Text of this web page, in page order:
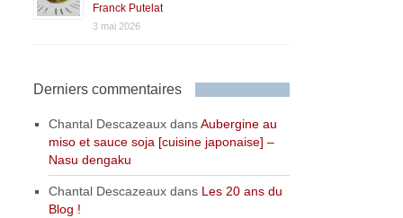
Franck Putelat
3 mai 2026
Derniers commentaires
Chantal Descazeaux dansAubergine au
miso et sauce soja [cuisine japonaise] –
Nasu dengaku
Chantal Descazeaux dans Les 20 ans du
Blog !